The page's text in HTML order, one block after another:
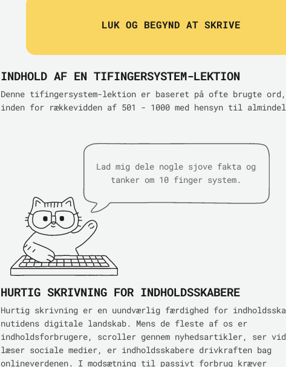
LUK OG BEGYND AT SKRIVE
INDHOLD AF EN TIFINGERSYSTEM-LEKTION
Denne tifingersystem-lektion er baseret på ofte brugte
inden for rækkevidden af 501 - 1000 med hensyn til
Lad mig dele nogle sjove fakta og
tanker om 10 finger system.
HURTIG SKRIVNING FOR INDHOLDSSKABERE
Hurtig skrivning er en uundværlig færdighed for
nutidens digitale landskab. Mens de fleste af os er
indholdsforbrugere, scroller gennem nyhedsartikler, ser
læser sociale medier, er indholdsskabere drivkraften bag
onlineverdenen. I modsætning til passivt forbrug kræver